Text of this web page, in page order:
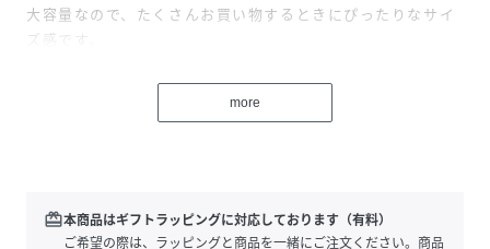
大容量なので、たくさんお買い物するときにぴったりなサイ
ズ感です。
素材 ポリエステル100%
more
redeem本商品はギフトラッピングに対応しております（有料）
ご希望の際は、ラッピングと商品を一緒にご注文ください。商品